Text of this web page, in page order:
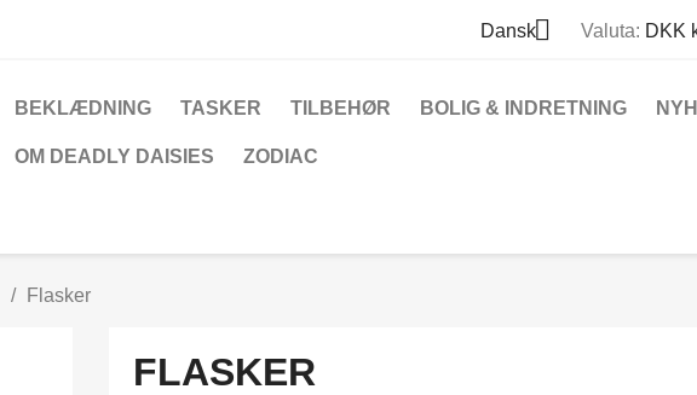
Dansk Valuta: DKK
BEKLÆDNING TASKER TILBEHØR BOLIG & INDRETNING
OM DEADLY DAISIES ZODIAC
Flasker
FLASKER